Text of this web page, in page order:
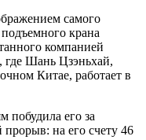
самого
крана
компанией
где Шань Цзэньхай,
Китае, работает в
побудила его за
на его счету 46